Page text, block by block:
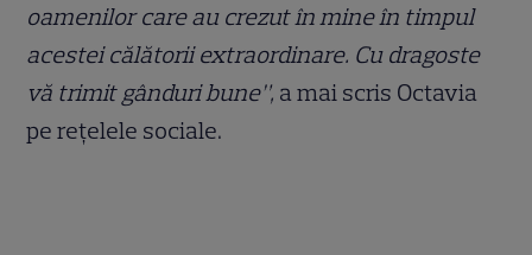
oamenilor care au crezut în mine în timpul
acestei călătorii extraordinare. Cu dragoste
vă trimit gânduri bune”, a mai scris Octavia
pe rețelele sociale.